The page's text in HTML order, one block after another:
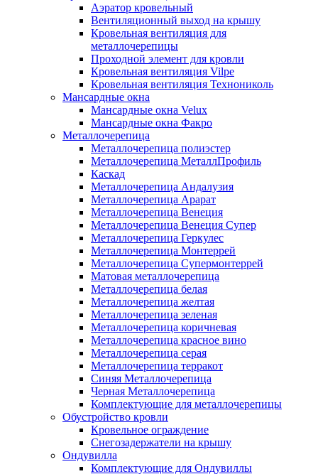
Аэратор кровельный
Вентиляционный выход на крышу
Кровельная вентиляция для
металлочерепицы
Проходной элемент для кровли
Кровельная вентиляция Vilpe
Кровельная вентиляция Технониколь
Мансардные окна
Мансардные окна Velux
Мансардные окна Факро
Металлочерепица
Металлочерепица полиэстер
Металлочерепица МеталлПрофиль
Каскад
Металлочерепица Андалузия
Металлочерепица Арарат
Металлочерепица Венеция
Металлочерепица Венеция Супер
Металлочерепица Геркулес
Металлочерепица Монтеррей
Металлочерепица Супермонтеррей
Матовая металлочерепица
Металлочерепица белая
Металлочерепица желтая
Металлочерепица зеленая
Металлочерепица коричневая
Металлочерепица красное вино
Металлочерепица серая
Металлочерепица терракот
Синяя Металлочерепица
Черная Металлочерепица
Комплектующие для металлочерепицы
Обустройство кровли
Кровельное ограждение
Снегозадержатели на крышу
Ондувилла
Комплектующие для Ондувиллы